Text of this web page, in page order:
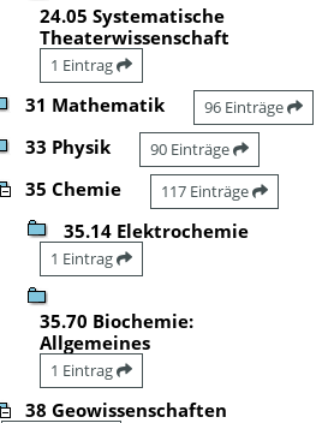
24.05 Systematische
Theaterwissenschaft
1 Eintrag
31 Mathematik 96 Einträge
33 Physik 90 Einträge
35 Chemie 117 Einträge
35.14 Elektrochemie
1 Eintrag
35.70 Biochemie:
Allgemeines
1 Eintrag
38 Geowissenschaften